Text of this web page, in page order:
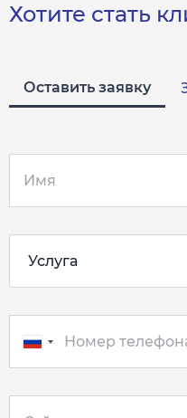
Хотите стать
Оставить заявку